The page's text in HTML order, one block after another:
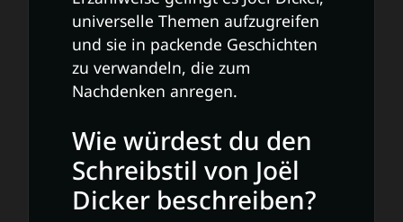
universelle Themen aufzugreifen
und sie in packende Geschichten
zu verwandeln, die zum
Nachdenken anregen.
Wie würdest du den
Schreibstil von Joël
Dicker beschreiben?